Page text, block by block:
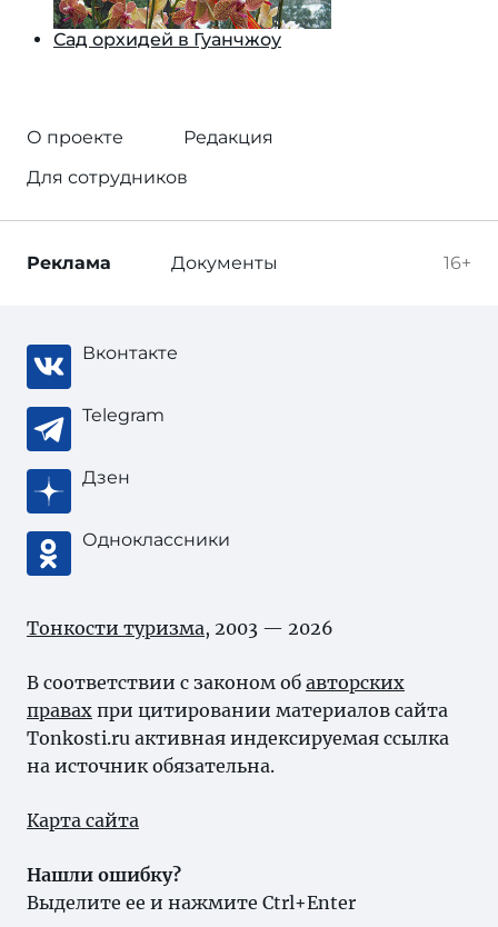
Сад орхидей в Гуанчжоу
О проекте
Редакция
Для сотрудников
16+
Реклама Документы
Вконтакте
Telegram
Дзен
Одноклассники
Тонкости туризма, 2003 — 2026
В соответствии с законом об авторских
правах при цитировании материалов сайта
Tonkosti.ru активная индексируемая ссылка
на источник обязательна.
Карта сайта
Нашли ошибку?
Выделите ее и нажмите Ctrl+Enter